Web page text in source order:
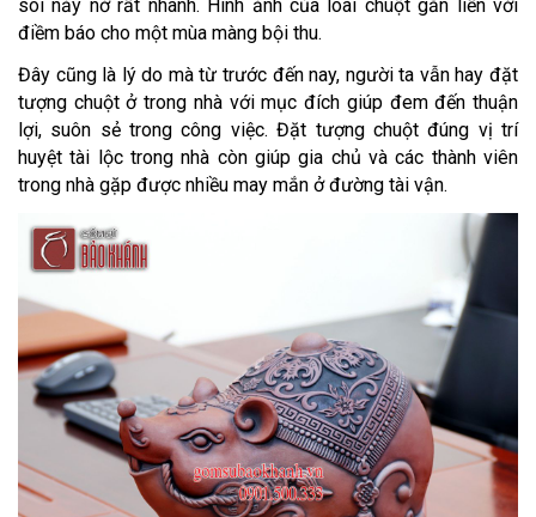
sôi nảy nở rất nhanh. Hình ảnh của loài chuột gắn liền với
điềm báo cho một mùa màng bội thu.
Đây cũng là lý do mà từ trước đến nay, người ta vẫn hay đặt
tượng chuột ở trong nhà với mục đích giúp đem đến thuận
lợi, suôn sẻ trong công việc. Đặt tượng chuột đúng vị trí
huyệt tài lộc trong nhà còn giúp gia chủ và các thành viên
trong nhà gặp được nhiều may mắn ở đường tài vận.